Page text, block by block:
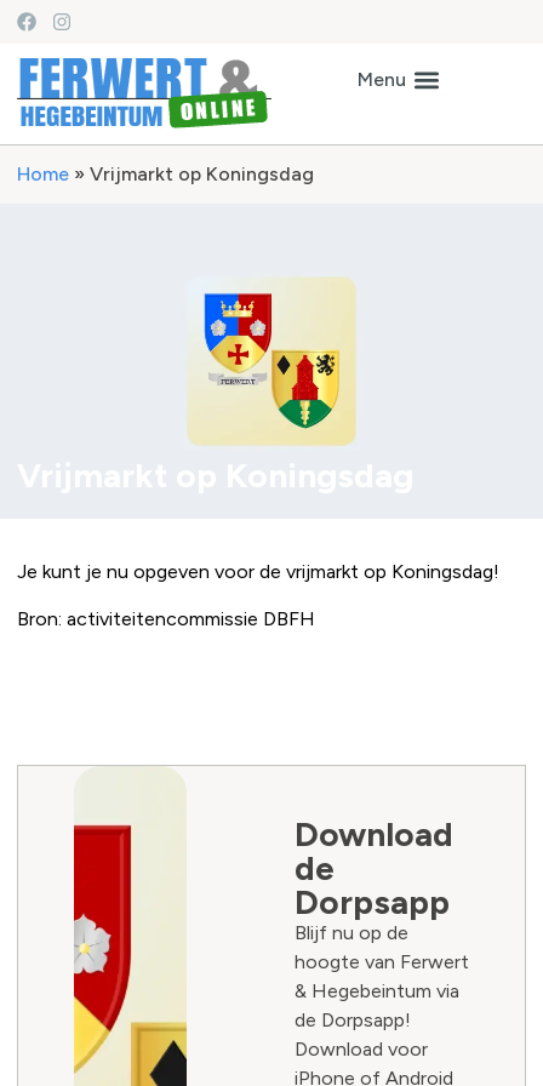
Home » Vrijmarkt op Koningsdag
Je kunt je nu opgeven voor de vrijmarkt op Koningsdag!
Bron: activiteitencommissie DBFH
Download
de
Dorpsapp
Blijf nu op de
hoogte van Ferwert
& Hegebeintum via
de Dorpsapp!
Download voor
iPhone of Android